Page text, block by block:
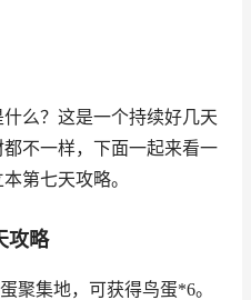
么？这是一个持续好几天
不一样，下面一起来看一
第七天攻略。
攻略
集地，可获得鸟蛋*6。